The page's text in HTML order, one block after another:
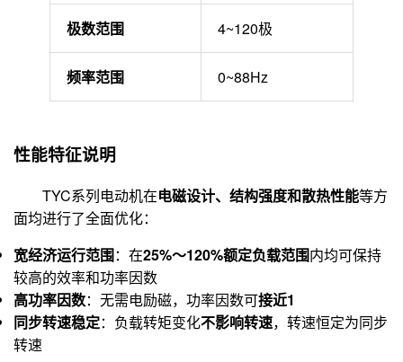
极数范围 4~120极
频率范围 0~88Hz
性能特征说明
TYC系列电动机在电磁设计、结构强度和散热性能等方
面均进行了全面优化：
宽经济运行范围：在25%～120%额定负载范围内均可保持
较高的效率和功率因数
高功率因数：无需电励磁，功率因数可接近1
同步转速稳定：负载转矩变化不影响转速，转速恒定为同步
转速